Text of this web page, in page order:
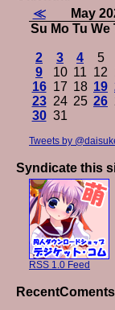
≪
May
Su Mo Tu We
2
3 4 5
9
10 11 12
16 17 18 19
23 24 25 26
30 31
Tweets by
Syndicate this
RSS 1.0 Feed
RecentComents